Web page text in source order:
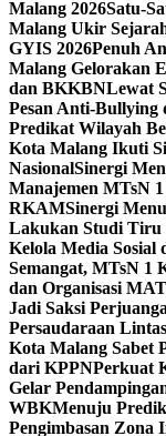
Malang 2026Satu-
Malang Ukir
GYIS 2026Penuh
Malang Gelorakan
dan BKKBNLewat
Pesan Anti-Bullying
Predikat Wilayah
Kota Malang Ikuti
NasionalSinergi
Manajemen MTsN
RKAMSinergi
Lakukan Studi Tiru
Kelola Media Sosial
Semangat, MTsN 1
dan Organisasi
Jadi Saksi
Persaudaraan
Kota Malang Sabet
dari KPPNPerkuat
Gelar
WBKMenuju
Pengimbasan